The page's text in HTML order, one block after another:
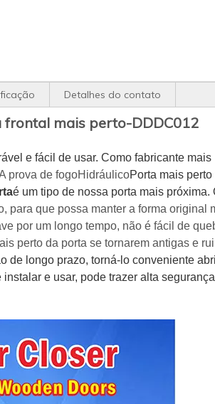
Detalhes do contato
frontal mais perto-DDDC012
e fácil de usar. Como fabricante mais
prova de fogoHidráulicoPorta mais
é um tipo de nossa porta mais próxima.
para que possa manter a forma original
por um longo tempo, não é fácil de
perto da porta se tornarem antigas e
de longo prazo, torná-lo conveniente
e usar, pode trazer alta